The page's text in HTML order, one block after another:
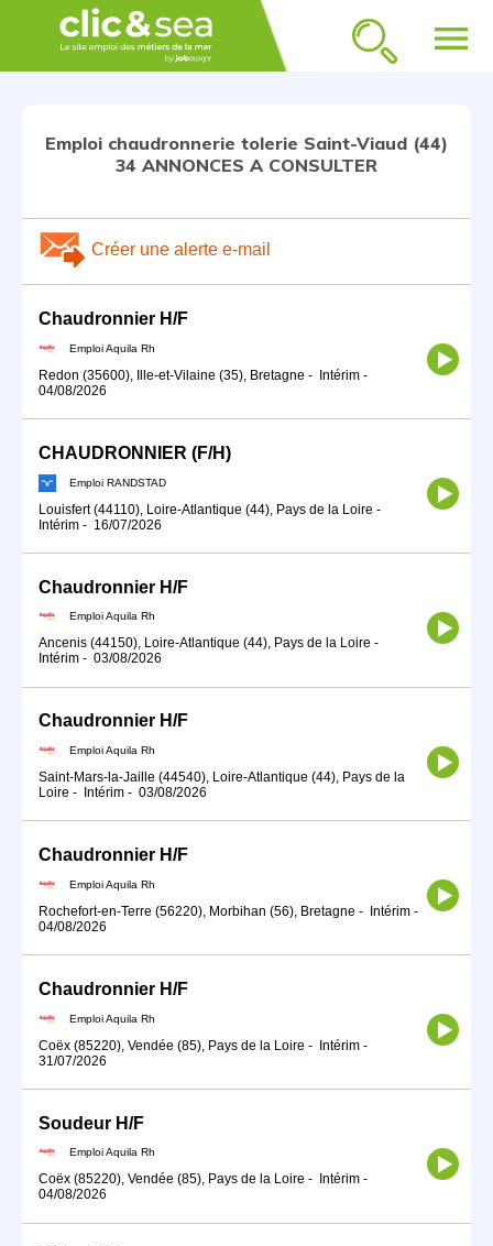
menu
Emploi chaudronnerie tolerie Saint-Viaud (44)
34 ANNONCES A CONSULTER
Créer une alerte e-mail
Chaudronnier H/F
Emploi Aquila Rh
Redon (35600), Ille-et-Vilaine (35), Bretagne - Intérim -
04/08/2026
CHAUDRONNIER (F/H)
Emploi RANDSTAD
Louisfert (44110), Loire-Atlantique (44), Pays de la Loire -
Intérim - 16/07/2026
Chaudronnier H/F
Emploi Aquila Rh
Ancenis (44150), Loire-Atlantique (44), Pays de la Loire -
Intérim - 03/08/2026
Chaudronnier H/F
Emploi Aquila Rh
Saint-Mars-la-Jaille (44540), Loire-Atlantique (44), Pays de la
Loire - Intérim - 03/08/2026
Chaudronnier H/F
Emploi Aquila Rh
Rochefort-en-Terre (56220), Morbihan (56), Bretagne - Intérim -
04/08/2026
Chaudronnier H/F
Emploi Aquila Rh
Coëx (85220), Vendée (85), Pays de la Loire - Intérim -
31/07/2026
Soudeur H/F
Emploi Aquila Rh
Coëx (85220), Vendée (85), Pays de la Loire - Intérim -
04/08/2026